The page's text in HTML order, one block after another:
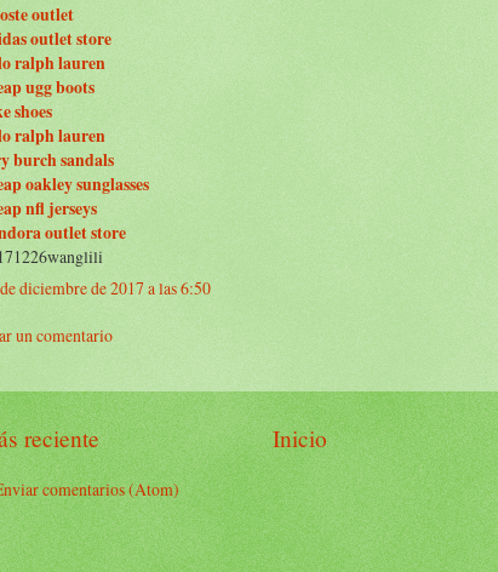
outlet
outlet store
ralph lauren
ugg boots
shoes
ralph lauren
burch sandals
oakley sunglasses
nfl jerseys
outlet store
diciembre de 2017 a las 6:50
un comentario
reciente Inicio
comentarios (Atom)